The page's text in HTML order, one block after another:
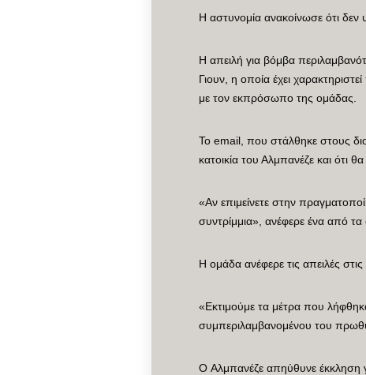
Η αστυνομία ανακοίνωσε ότι δεν
Η απειλή για βόμβα
Γιουν, η οποία έχει
με τον εκπρόσωπο της ομάδας.
Το email, που στάλθηκε στους
κατοικία του Αλμπανέζε και
«Αν επιμείνετε στην
συντρίμμια», ανέφερε ένα από
Η ομάδα ανέφερε τις απειλές
«Εκτιμούμε τα μέτρα που
συμπεριλαμβανομένου του
Ο Aλμπανέζε απηύθυνε έκκληση